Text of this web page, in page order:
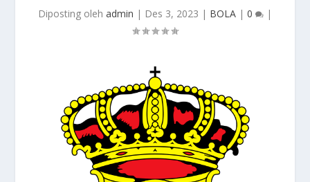
Diposting oleh admin | Des 3, 2023 | BOLA | 0 |